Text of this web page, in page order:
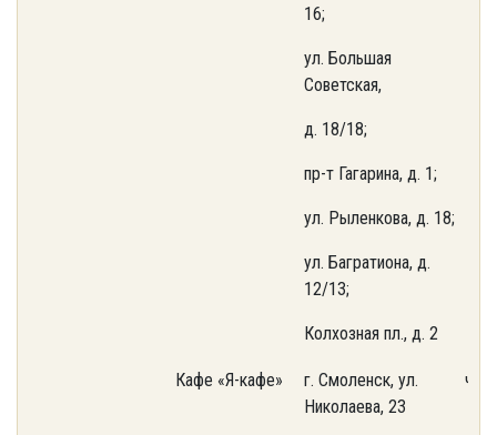
16;
ул. Большая
Советская,
д. 18/18;
пр-т Гагарина, д. 1;
ул. Рыленкова, д. 18;
ул. Багратиона, д.
12/13;
Колхозная пл., д. 2
Кафе «Я-кафе»
г. Смоленск, ул.
Николаева, 23